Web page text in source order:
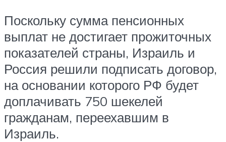
Поскольку сумма пенсионных
выплат не достигает прожиточных
показателей страны, Израиль и
Россия решили подписать договор,
на основании которого РФ будет
доплачивать 750 шекелей
гражданам, переехавшим в
Израиль.